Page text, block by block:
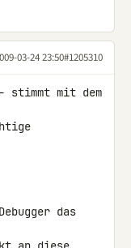
03-24 23:50#1205310
stimmt mit dem
das